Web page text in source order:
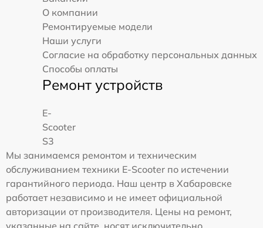
О компании
Ремонтируемые модели
Наши услуги
Согласие на обработку персональных данных
Способы оплаты
Ремонт устройств
E-
Scooter
S3
Мы занимаемся ремонтом и техническим
обслуживанием техники E-Scooter по истечении
гарантийного периода. Наш центр в Хабаровске
работает независимо и не имеет официальной
авторизации от производителя. Цены на ремонт,
указанные на сайте, носят исключительно